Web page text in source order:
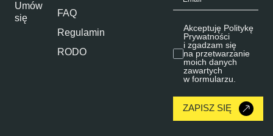
Umów
się
FAQ
Regulamin
RODO
Akceptuję Politykę
Prywatności
i zgadzam się
na przetwarzanie
moich danych
zawartych
w formularzu.
ZAPISZ SIĘ